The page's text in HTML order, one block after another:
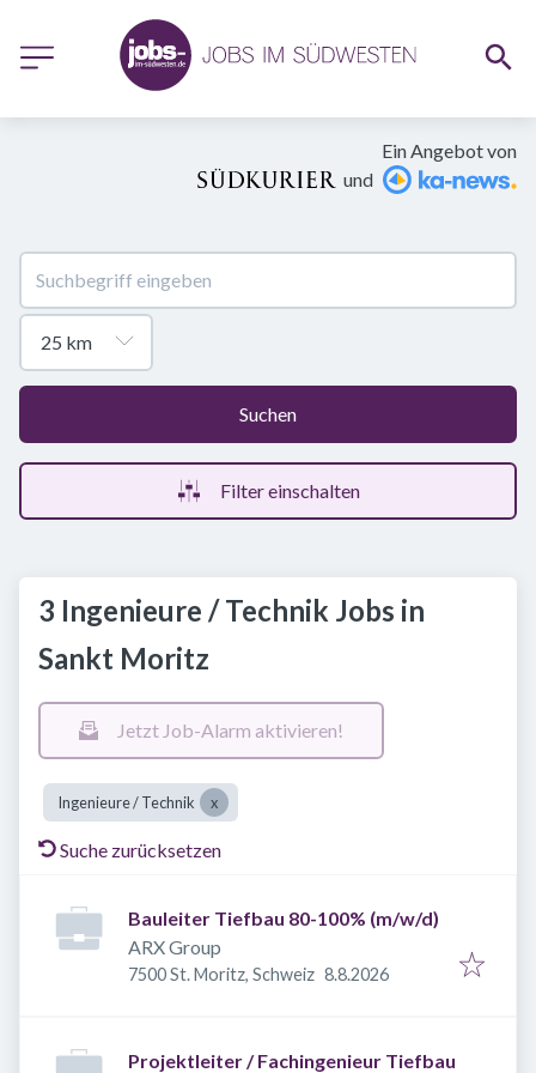
Ein Angebot von
und
Suchen
Filter einschalten
3 Ingenieure / Technik Jobs in
Sankt Moritz
Jetzt Job-Alarm aktivieren!
Ingenieure / Technik
Suche zurücksetzen
Bauleiter Tiefbau 80-100% (m/w/d)
ARX Group
7500 St. Moritz, Schweiz Veröffentlicht
8.8.2026
Projektleiter / Fachingenieur Tiefbau